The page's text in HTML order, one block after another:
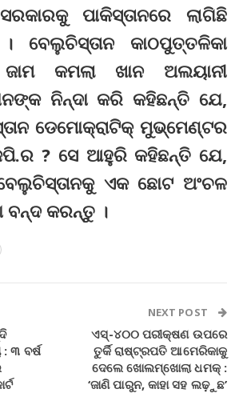
ପାକିସ୍ତାନରେ ଲାଗିଛି
ବେଲୁଚିସ୍ତାନ କାଠପୁତ୍ତଳିକା
କମଲା ଖାନ ଅଲୟାନୀ
ନିନ୍ଦା କରି କହିଛନ୍ତି ଯେ,
ଡେମୋକ୍ରାଟିକ୍‌ ମୁଭ୍‌ମେଣ୍ଟର
? ସେ ଆହୁରି କହିଛନ୍ତି ଯେ,
ଏକ ଛୋଟ ଅଂଚଳ
କରନ୍ତୁ ।
୩ ବର୍ଷ
NEXT POST
ଏସ୍‌-୪୦୦ ପରୀକ୍ଷଣ ଉପରେ
ତୁର୍କି ରାଷ୍ଟ୍ରପତି ଆମେରିକାକୁ
ଦେଲେ ଖୋଲମ୍‌ଖୋଲା ଧମକ୍‌ :
‘ଜାଣି ପାରୁନ, କାହା ସହ ଲଢ଼ୁଛ’